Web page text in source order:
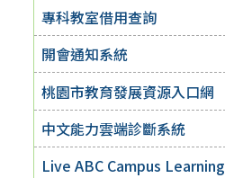
專科教室借用查詢
開會通知系統
桃園市教育發展資源入口網
中文能力雲端診斷系統
Live ABC Campus Learning